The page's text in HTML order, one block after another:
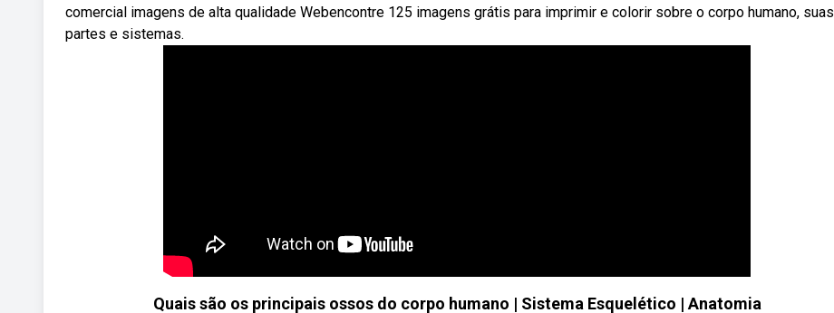
comercial imagens de alta qualidade Webencontre 125 imagens grátis para imprimir e colorir sobre o corpo humano, suas
partes e sistemas.
Quais são os principais ossos do corpo humano | Sistema Esquelético | Anatomia